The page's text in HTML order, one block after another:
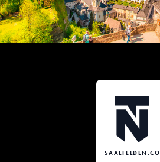
SAALFELDEN.CO